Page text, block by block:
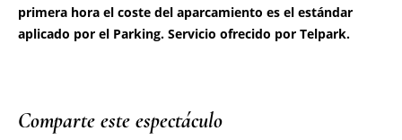
Comparte este espectáculo